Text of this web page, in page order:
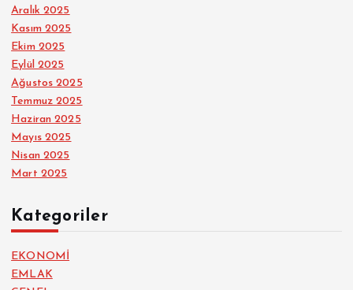
Aralık 2025
Kasım 2025
Ekim 2025
Eylül 2025
Ağustos 2025
Temmuz 2025
Haziran 2025
Mayıs 2025
Nisan 2025
Mart 2025
Kategoriler
EKONOMİ
EMLAK